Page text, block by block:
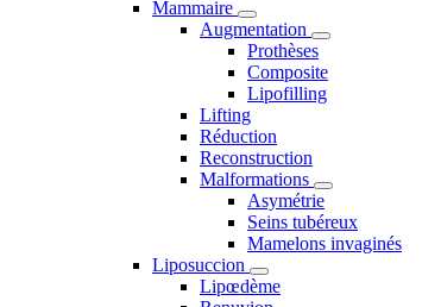
Mammaire
Augmentation
Prothèses
Composite
Lipofilling
Lifting
Réduction
Reconstruction
Malformations
Asymétrie
Seins tubéreux
Mamelons invaginés
Liposuccion
Lipœdème